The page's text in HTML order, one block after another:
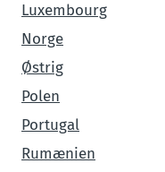
Luxembourg
Norge
Østrig
Polen
Portugal
Rumænien